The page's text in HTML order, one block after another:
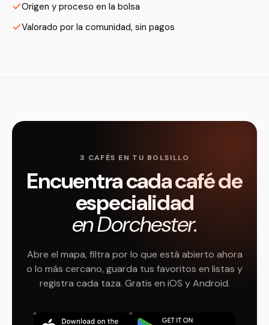
Origen y proceso en la bolsa
Valorado por la comunidad, sin pagos
3 CAFÉS EN TU BOLSILLO
Encuentra cada café de
especialidad
en Dorchester.
Abre el mapa, filtra por lo que está abierto ahora
o lo más cercano, guarda tus favoritos en listas y
registra cada taza. Gratis en iOS y Android.